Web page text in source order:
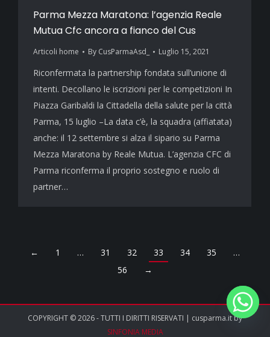
Parma Mezza Maratona: l’agenzia Reale
Mutua Cfc ancora a fianco del Cus
Articoli home By CusParmaAsd_ Luglio 15, 2021
Riconfermata la partnership fondata sull’unione di
intenti. Decollano le iscrizioni per le competizioni In
Piazza Garibaldi la Cittadella della salute per la città
Parma, 15 luglio –La data c’è, la squadra (affiatata)
anche: il 12 settembre si alza il sipario su Parma
Mezza Maratona by Reale Mutua. L’agenzia CFC di
Parma riconferma il proprio sostegno e ruolo di
partner…
← 1 … 31 32 33 34 35
…
56
→
COPYRIGHT © 2026 - TUTTI I DIRITTI RISERVATI | cusparma.it by
SINFONIA MEDIA